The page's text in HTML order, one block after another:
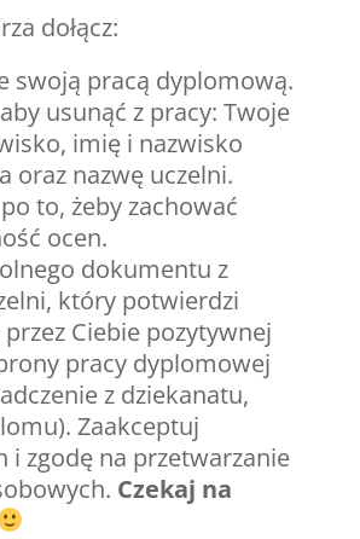
dołącz:
swoją pracą dyplomową.
usunąć z pracy: Twoje
imię i nazwisko
oraz nazwę uczelni.
to, żeby zachować
ocen.
dokumentu z
który potwierdzi
Ciebie pozytywnej
pracy dyplomowej
z dziekanatu,
Zaakceptuj
i zgodę na przetwarzanie
Czekaj na